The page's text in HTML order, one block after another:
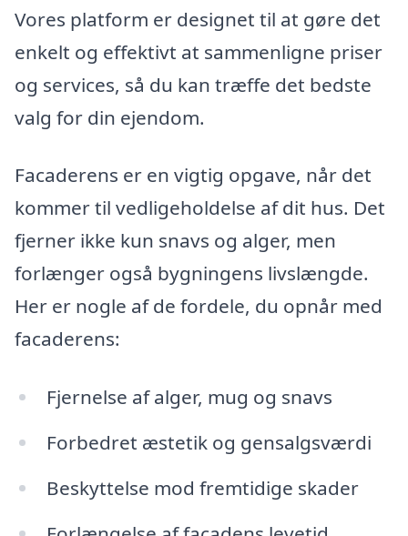
Vores platform er designet til at gøre det
enkelt og effektivt at sammenligne priser
og services, så du kan træffe det bedste
valg for din ejendom.
Facaderens er en vigtig opgave, når det
kommer til vedligeholdelse af dit hus. Det
fjerner ikke kun snavs og alger, men
forlænger også bygningens livslængde.
Her er nogle af de fordele, du opnår med
facaderens:
Fjernelse af alger, mug og snavs
Forbedret æstetik og gensalgsværdi
Beskyttelse mod fremtidige skader